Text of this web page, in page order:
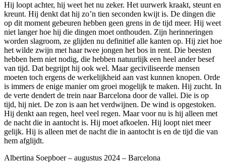
Hij loopt achter, hij weet het nu zeker. Het uurwerk kraakt, steunt en
kreunt. Hij denkt dat hij zo’n tien seconden kwijt is. De dingen die
op dit moment gebeuren hebben geen grens in de tijd meer. Hij weet
niet langer hoe hij die dingen moet onthouden. Zijn herinneringen
worden slagroom, ze glijden nu definitief alle kanten op. Hij ziet hoe
het wilde zwijn met haar twee jongen het bos in rent. Die beesten
hebben hem niet nodig, die hebben natuurlijk een heel ander besef
van tijd. Dat begrijpt hij ook wel. Maar geciviliseerde mensen
moeten toch ergens de werkelijkheid aan vast kunnen knopen. Orde
is immers de enige manier om groei mogelijk te maken. Hij zucht. In
de verte dendert de trein naar Barcelona door de vallei. Die is op
tijd, hij niet. De zon is aan het verdwijnen. De wind is opgestoken.
Hij denkt aan regen, heel veel regen. Maar voor nu is hij alleen met
de nacht die in aantocht is. Hij moet afkoelen. Hij loopt niet meer
gelijk. Hij is alleen met de nacht die in aantocht is en de tijd die van
hem afglijdt.
Albertina Soepboer – augustus 2024 – Barcelona